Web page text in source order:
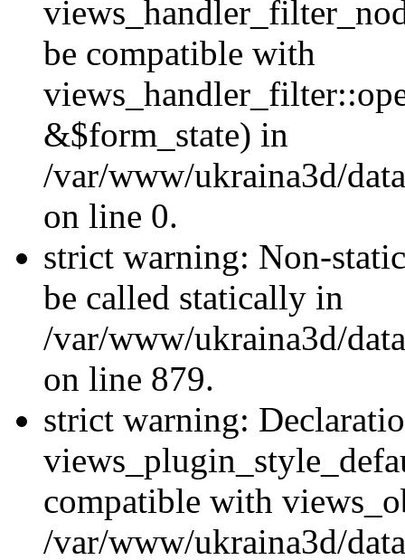
be compatible with
&$form_state) in
/var/www/ukraina3d/
on line 0.
strict warning: Non-
be called statically in
/var/www/ukraina3d/
on line 879.
strict warning:
compatible with
/var/www/ukraina3d/